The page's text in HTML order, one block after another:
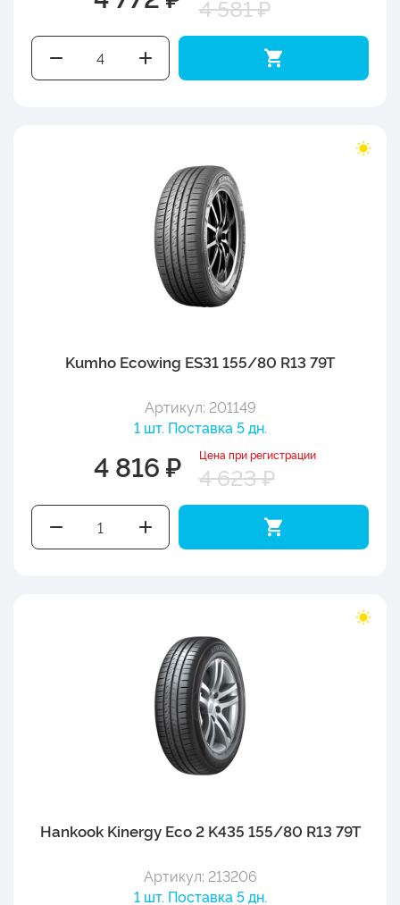
4 581 ₽
Kumho Ecowing ES31 155/80 R13 79T
Артикул: 201149
1 шт. Поставка 5 дн.
4 816 ₽ Цена при регистрации
4 623 ₽
Hankook Kinergy Eco 2 K435 155/80 R13 79T
Артикул: 213206
1 шт. Поставка 5 дн.